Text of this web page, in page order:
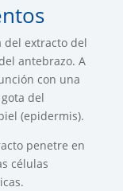
del extracto del
antebrazo. A
con una
del
(epidermis).
penetre en
células